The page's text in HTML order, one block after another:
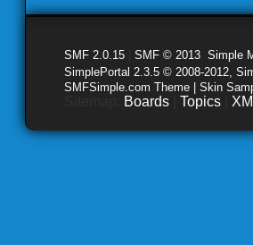
SMF 2.0.15 SMF © 2013 Simple
SimplePortal 2.3.5 © 2008-2012,
SMFSimple.com Theme | Skin
Boards Topics